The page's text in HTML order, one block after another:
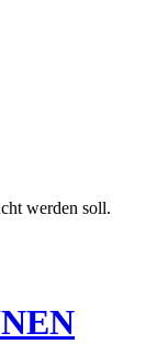
werden soll.